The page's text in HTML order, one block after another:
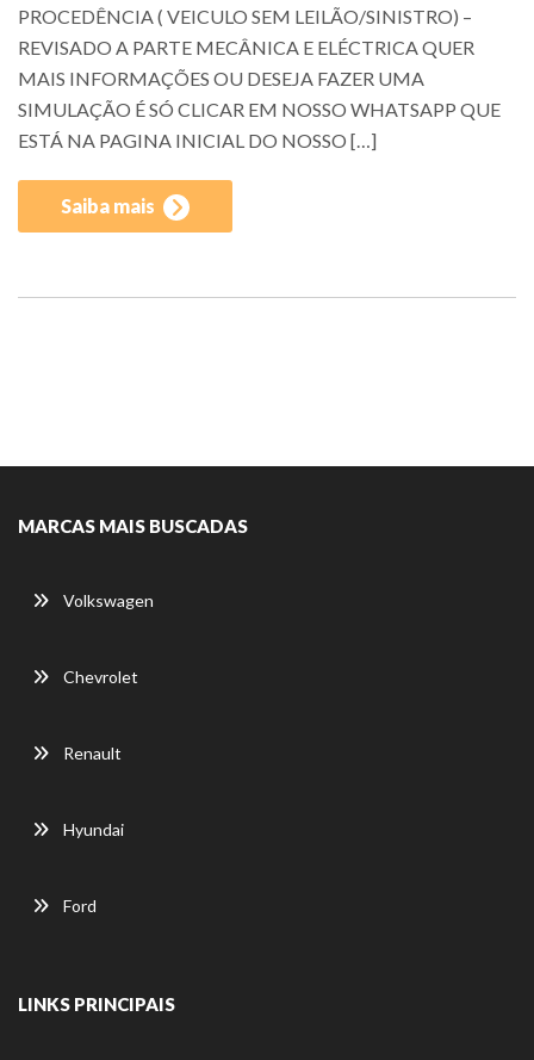
PROCEDÊNCIA ( VEICULO SEM LEILÃO/SINISTRO) –
REVISADO A PARTE MECÂNICA E ELÉCTRICA QUER
MAIS INFORMAÇÕES OU DESEJA FAZER UMA
SIMULAÇÃO É SÓ CLICAR EM NOSSO WHATSAPP QUE
ESTÁ NA PAGINA INICIAL DO NOSSO […]
Saiba mais
MARCAS MAIS BUSCADAS
Volkswagen
Chevrolet
Renault
Hyundai
Ford
LINKS PRINCIPAIS